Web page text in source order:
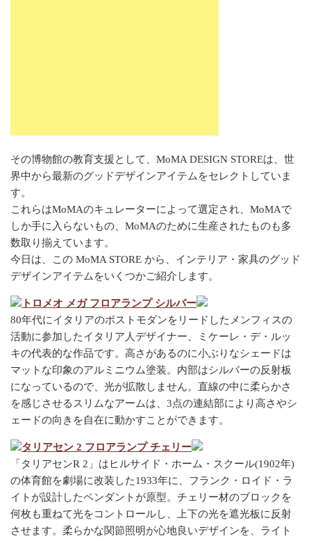
その博物館の教育支援として、MoMA DESIGN STOREは、世
界中から最新のグッドデザインアイテムをセレクトしていま
す。
これらはMoMAのキュレーターによって選定され、MoMAで
しか手に入らないもの、MoMAのために生産されたものも多
数取り揃えています。
今日は、この MoMA STORE から、インテリア・家具のグッド
デザインアイテムをいくつかご紹介します。
トロメオ メガ フロアランプ シルバー
80年代にイタリアのポストモダンをリードしたメンフィスの
活動に参加したイタリア人デザイナー、ミケーレ・デ・ルッ
キの代表的な作品です。高さがあるのに小ぶりなシェードは
マットな印象のアルミニウム塗装。内部はシルバーの反射板
になっているので、光が拡散しません。直線の中に柔らかさ
を感じさせるスリムなアームは、3点の連結部により高さやシ
ェードの向きを自在に動かすことができます。
タリアセン 2 フロアランプ チェリー
「タリアセンR 2」はヒルサイド・ホーム・スクール(1902年)
の体育館を劇場に改装した1933年に、フランク・ロイド・ラ
イトが設計したペンダントが原型。チェリー材のブロックを
何枚も重ねて光をコントロールし、上下の光を遮光板に反射
させます。柔らかな関節照明が心地良いデザインを、ライト